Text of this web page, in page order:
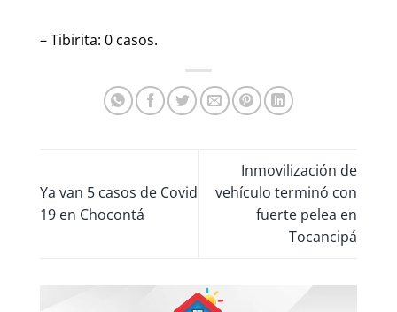
– Tibirita: 0 casos.
Ya van 5 casos de Covid
19 en Chocontá
Inmovilización de
vehículo terminó con
fuerte pelea en
Tocancipá